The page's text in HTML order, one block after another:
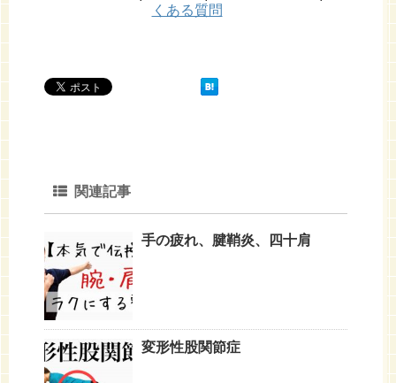
くある質問
関連記事
手の疲れ、腱鞘炎、四十肩
変形性股関節症